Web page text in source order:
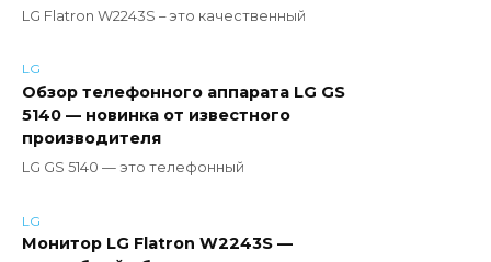
LG Flatron W2243S – это качественный
LG
Обзор телефонного аппарата LG GS
5140 — новинка от известного
производителя
LG GS 5140 — это телефонный
LG
Монитор LG Flatron W2243S —